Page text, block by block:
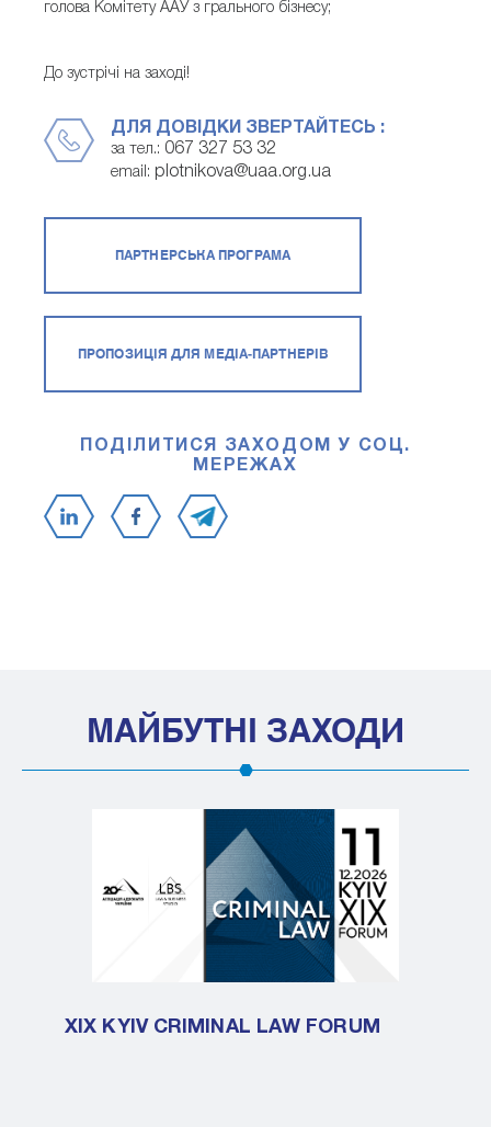
голова Комітету ААУ з грального бізнесу;
До зустрічі на заході!
ДЛЯ ДОВІДКИ ЗВЕРТАЙТЕСЬ :
за тел.: 067 327 53 32
email: plotnikova@uaa.org.ua
ПАРТНЕРСЬКА ПРОГРАМА
ПРОПОЗИЦІЯ ДЛЯ МЕДІА-ПАРТНЕРІВ
ПОДІЛИТИСЯ ЗАХОДОМ У СОЦ.
МЕРЕЖАХ
МАЙБУТНІ ЗАХОДИ
XIX KYIV CRIMINAL LAW FORUM